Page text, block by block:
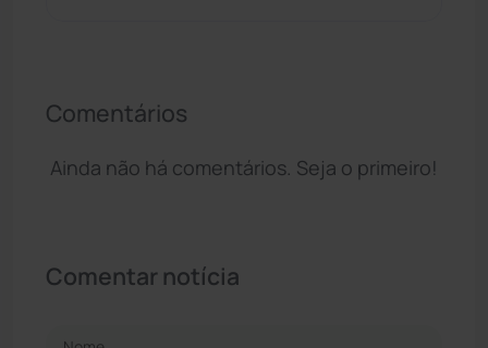
Comentários
Ainda não há comentários. Seja o primeiro!
Comentar notícia